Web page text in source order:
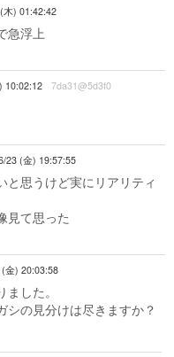
木) 01:42:42
急浮上
10:02:12 7da31@5d3f0
23 (金) 19:57:55
と思うけど実にリアリティ
見て思った
金) 20:03:58
した。
シの見分けは尽きますか？